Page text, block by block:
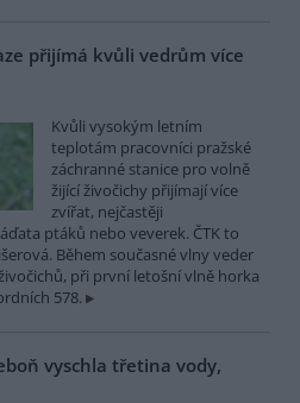
přijímá kvůli vedrům více
Kvůli vysokým letním
teplotám pracovníci pražské
záchranné stanice pro volně
žijící živočichy přijímají více
zvířat, nejčastěji
ptáků nebo veverek. ČTK to
Během současné vlny veder
při první letošní vlně horka
578.
vyschla třetina vody,